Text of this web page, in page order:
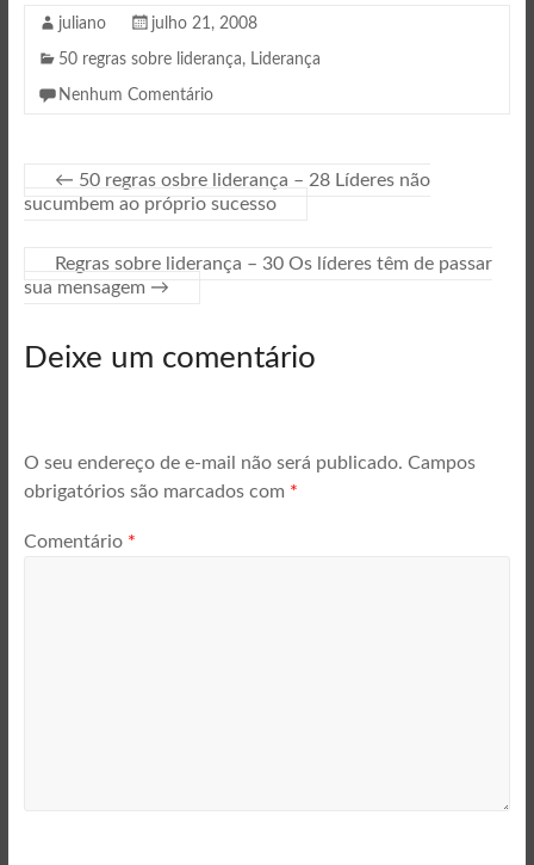
juliano julho 21, 2008
50 regras sobre liderança, Liderança
Nenhum Comentário
← 50 regras osbre liderança – 28 Líderes não
sucumbem ao próprio sucesso
Regras sobre liderança – 30 Os líderes têm de passar
sua mensagem →
Deixe um comentário
O seu endereço de e-mail não será publicado. Campos
obrigatórios são marcados com *
Comentário *